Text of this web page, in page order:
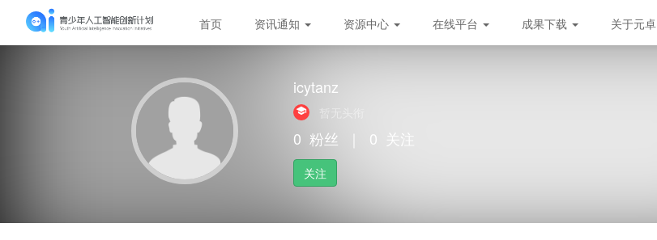
首页 资讯通知 资源中心 在线平台 成果下载 关于元卓
icytanz
0 粉丝 0 关注
关注